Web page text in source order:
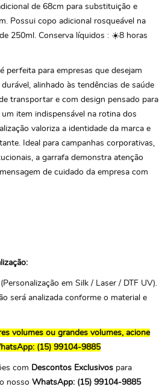
de 68cm para substituição e
Possui copo adicional rosqueável na
250ml. Conserva líquidos : ☀️8 horas
perfeita para empresas que desejam
alinhado às tendências de saúde
transportar e com design pensado para
item indispensável na rotina dos
valoriza a identidade da marca e
Ideal para campanhas corporativas,
a garrafa demonstra atenção
de cuidado da empresa com
em Silk / Laser / DTF UV).
será analizada conforme o material e
volumes ou grandes volumes, acione
(15) 99104-9885
com Descontos Exclusivos para
nosso WhatsApp: (15) 99104-9885